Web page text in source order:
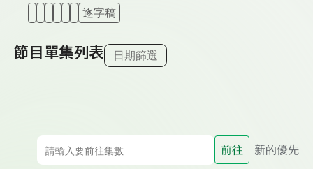
逐字稿
節目單集列表 日期篩選
前往 新的優先